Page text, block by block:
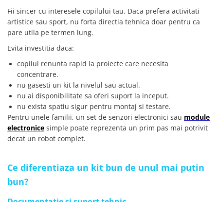
Fii sincer cu interesele copilului tau. Daca prefera activitati
artistice sau sport, nu forta directia tehnica doar pentru ca
pare utila pe termen lung.
Evita investitia daca:
copilul renunta rapid la proiecte care necesita
concentrare.
nu gasesti un kit la nivelul sau actual.
nu ai disponibilitate sa oferi suport la inceput.
nu exista spatiu sigur pentru montaj si testare.
Pentru unele familii, un set de senzori electronici sau module
electronice simple poate reprezenta un prim pas mai potrivit
decat un robot complet.
Ce diferentiaza un kit bun de unul mai putin
bun?